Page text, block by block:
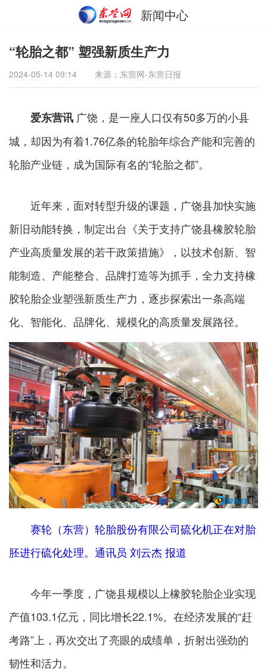
新闻中心
“轮胎之都” 塑强新质生产力
2024-05-14 09:14 来源：东营网-东营日报
爱东营讯 广饶，是一座人口仅有50多万的小县
城，却因为有着1.76亿条的轮胎年综合产能和完善的
轮胎产业链，成为国际有名的“轮胎之都”。
近年来，面对转型升级的课题，广饶县加快实施
新旧动能转换，制定出台《关于支持广饶县橡胶轮胎
产业高质量发展的若干政策措施》，以技术创新、智
能制造、产能整合、品牌打造等为抓手，全力支持橡
胶轮胎企业塑强新质生产力，逐步探索出一条高端
化、智能化、品牌化、规模化的高质量发展路径。
赛轮（东营）轮胎股份有限公司硫化机正在对胎
胚进行硫化处理。通讯员 刘云杰 报道
今年一季度，广饶县规模以上橡胶轮胎企业实现
产值103.1亿元，同比增长22.1%。在经济发展的“赶
考路”上，再次交出了亮眼的成绩单，折射出强劲的
韧性和活力。